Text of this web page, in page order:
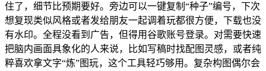
住了，细节比预期要好。旁边可以一键复制“种子”编号，下次
想复现类似风格或者发给朋友一起调着玩都很方便，下载也没
有水印。全程没看到广告，但得用谷歌账号登录。对需要快速
把脑内画面具象化的人来说，比如写稿时找配图灵感，或者纯
粹喜欢拿文字“炼”图玩，这个工具轻巧够用。复杂构图偶尔会